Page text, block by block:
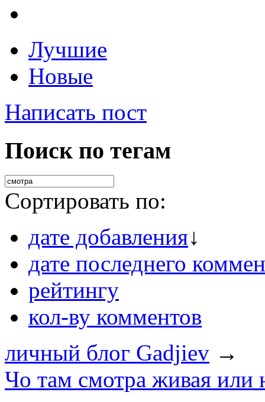
Лучшие
Новые
Написать пост
Поиск по тегам
Сортировать по:
дате добавления↓
дате последнего
рейтингу
кол-ву комментов
личный блог Gadjiev →
Чо там смотра живая или